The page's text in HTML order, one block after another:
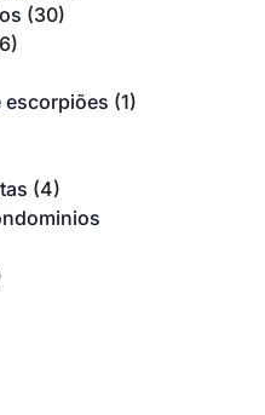
(30)
escorpiões (1)
(4)